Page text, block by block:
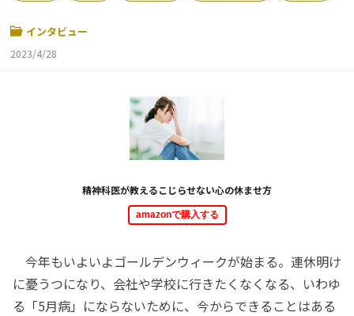
インタビュー
2023/4/28
精神科医が教えるこじらせない心の休ませ方
amazonで購入する
今年もいよいよゴールデンウィークが始まる。連休明け
に憂うつになり、会社や学校に行きたくなくなる、いわゆ
る「5月病」にならないために、今からできることはある